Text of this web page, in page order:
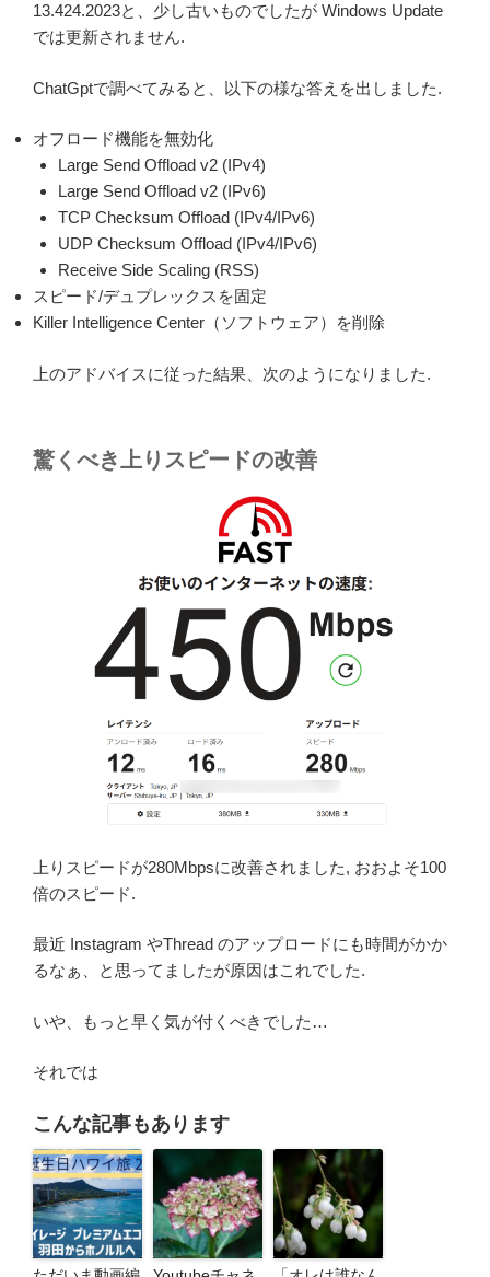
13.424.2023と、少し古いものでしたが Windows Update
では更新されません.
ChatGptで調べてみると、以下の様な答えを出しました.
オフロード機能を無効化
Large Send Offload v2 (IPv4)
Large Send Offload v2 (IPv6)
TCP Checksum Offload (IPv4/IPv6)
UDP Checksum Offload (IPv4/IPv6)
Receive Side Scaling (RSS)
スピード/デュプレックスを固定
Killer Intelligence Center（ソフトウェア）を削除
上のアドバイスに従った結果、次のようになりました.
驚くべき上りスピードの改善
上りスピードが280Mbpsに改善されました, おおよそ100
倍のスピード.
最近 Instagram やThread のアップロードにも時間がかか
るなぁ、と思ってましたが原因はこれでした.
いや、もっと早く気が付くべきでした…
それでは
こんな記事もあります